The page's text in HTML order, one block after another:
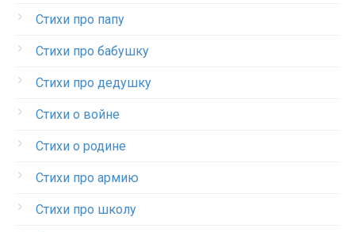
Стихи про папу
Стихи про бабушку
Стихи про дедушку
Стихи о войне
Стихи о родине
Стихи про армию
Стихи про школу